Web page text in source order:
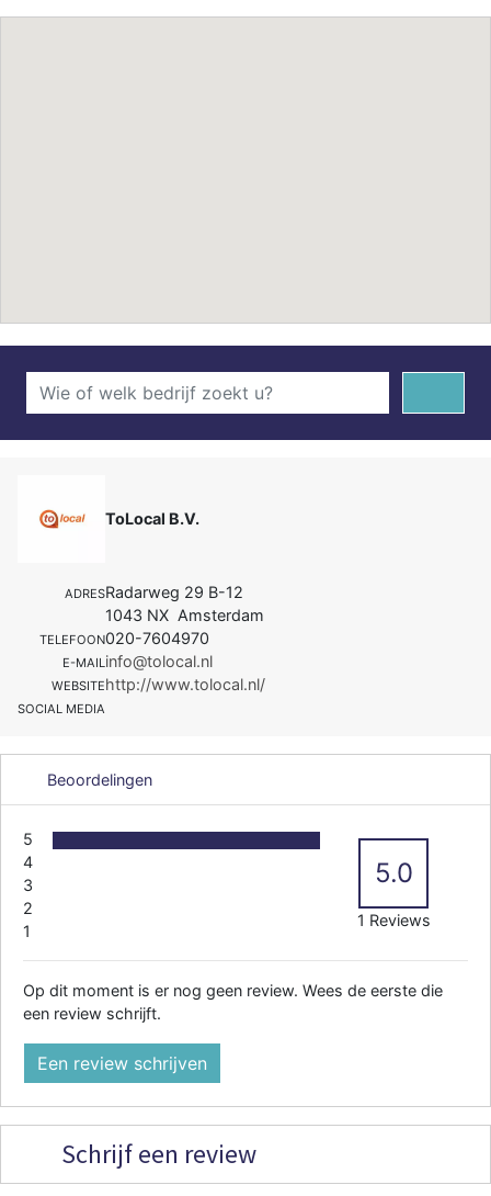
ToLocal B.V.
ADRESRadarweg 29 B-12
1043 NX Amsterdam
TELEFOON020-7604970
E-MAILinfo@tolocal.nl
WEBSITEhttp://www.tolocal.nl/
SOCIAL MEDIA
Beoordelingen
5
4
3
2
1
5.0
1 Reviews
Op dit moment is er nog geen review. Wees de eerste die
een review schrijft.
Een review schrijven
Schrijf een review